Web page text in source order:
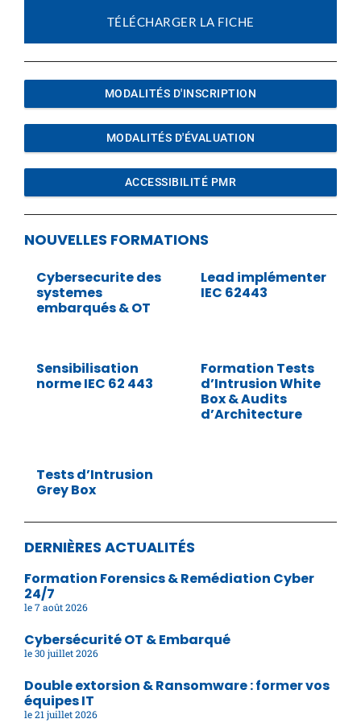
TÉLÉCHARGER LA FICHE
MODALITÉS D'INSCRIPTION
MODALITÉS D'ÉVALUATION
ACCESSIBILITÉ PMR
NOUVELLES FORMATIONS
Cybersecurite des
systemes
embarqués & OT
Lead implémenter
IEC 62443
Sensibilisation
norme IEC 62 443
Formation Tests
d’Intrusion White
Box & Audits
d’Architecture
Tests d’Intrusion
Grey Box
DERNIÈRES ACTUALITÉS
Formation Forensics & Remédiation Cyber
24/7
7 août 2026
Cybersécurité OT & Embarqué
30 juillet 2026
Double extorsion & Ransomware : former vos
équipes IT
21 juillet 2026